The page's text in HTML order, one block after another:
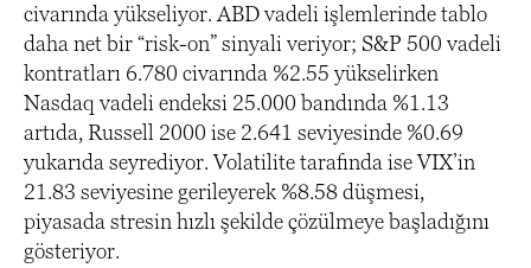
civarında yükseliyor. ABD vadeli işlemlerinde tablo
daha net bir “risk-on” sinyali veriyor; S&P 500 vadeli
kontratları 6.780 civarında %2.55 yükselirken
Nasdaq vadeli endeksi 25.000 bandında %1.13
artıda, Russell 2000 ise 2.641 seviyesinde %0.69
yukarıda seyrediyor. Volatilite tarafında ise VIX’in
21.83 seviyesine gerileyerek %8.58 düşmesi,
piyasada stresin hızlı şekilde çözülmeye başladığını
gösteriyor.